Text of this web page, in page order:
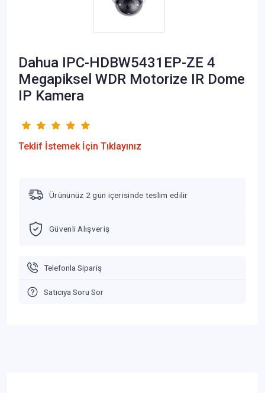
Dahua IPC-HDBW5431EP-ZE 4
Megapiksel WDR Motorize IR Dome
IP Kamera
Teklif İstemek İçin Tıklayınız
Ürününüz 2 gün içerisinde teslim edilir
Güvenli Alışveriş
Telefonla Sipariş
Satıcıya Soru Sor